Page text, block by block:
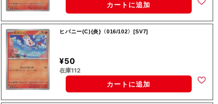
カートに追加
ヒバニー(C){炎}〈016/102〉[SV7]
¥50
在庫112
カートに追加